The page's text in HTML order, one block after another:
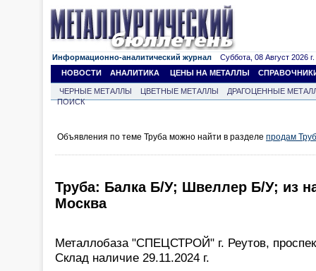
Информационно-аналитический журнал Суббота, 08 Август 2026 г.
НОВОСТИ
АНАЛИТИКА ЦЕНЫ НА МЕТАЛЛЫ
ЧЕРНЫЕ МЕТАЛЛЫ ЦВЕТНЫЕ МЕТАЛЛЫ
ДРАГОЦЕННЫЕ
ПОИСК
Объявления по теме Труба можно найти в разделе продам
Труба: Балка Б/У; Швеллер Б/У; из
Москва
Металлобаза "СПЕЦСТРОЙ" г. Реутов,
Склад наличие 29.11.2024 г.